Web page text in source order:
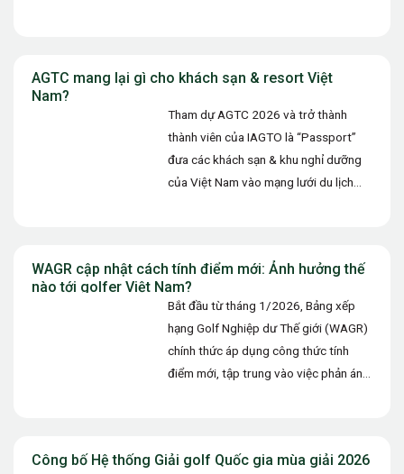
AGTC mang lại gì cho khách sạn & resort Việt
Tham dự AGTC 2026 và trở thành
thành viên của IAGTO là “Passport”
đưa các khách sạn & khu nghỉ dưỡng
của Việt Nam vào mạng lưới du lịch
WAGR cập nhật cách tính điểm mới: Ảnh hưởng thế
Bắt đầu từ tháng 1/2026, Bảng xếp
hạng Golf Nghiệp dư Thế giới (WAGR)
chính thức áp dụng công thức tính
điểm mới, tập trung vào việc phản ánh
Công bố Hệ thống Giải golf Quốc gia mùa giải 2026